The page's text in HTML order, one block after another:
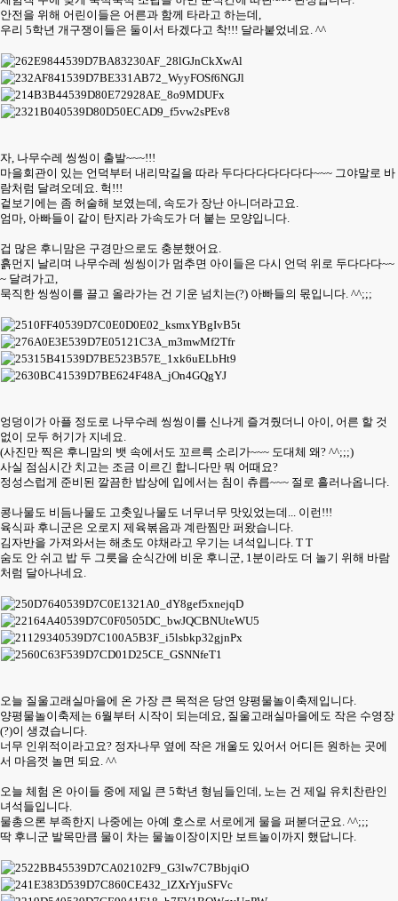
안전을 위해 어린이들은 어른과 함께 타라고 하는데,
우리 5학년 개구쟁이들은 둘이서 타겠다고 착!!! 달라붙었네요. ^^
자, 나무수레 씽씽이 출발~~~!!!
마을회관이 있는 언덕부터 내리막길을 따라 두다다다다다다다~~~ 그야말로 바
람처럼 달려오데요. 헉!!!
겉보기에는 좀 허술해 보였는데, 속도가 장난 아니더라고요.
엄마, 아빠들이 같이 탄지라 가속도가 더 붙는 모양입니다.
겁 많은 후니맘은 구경만으로도 충분했어요.
흙먼지 날리며 나무수레 씽씽이가 멈추면 아이들은 다시 언덕 위로 두다다다~~
~ 달려가고,
묵직한 씽씽이를 끌고 올라가는 건 기운 넘치는(?) 아빠들의 몫입니다. ^^;;;
엉덩이가 아플 정도로 나무수레 씽씽이를 신나게 즐겨줬더니 아이, 어른 할 것
없이 모두 허기가 지네요.
(사진만 찍은 후니맘의 뱃 속에서도 꼬르륵 소리가~~~ 도대체 왜? ^^;;;)
사실 점심시간 치고는 조금 이르긴 합니다만 뭐 어때요?
정성스럽게 준비된 깔끔한 밥상에 입에서는 침이 츄릅~~~ 절로 흘러나옵니다.
콩나물도 비듬나물도 고춧잎나물도 너무너무 맛있었는데... 이런!!!
육식파 후니군은 오로지 제육볶음과 계란찜만 퍼왔습니다.
김자반을 가져와서는 해초도 야채라고 우기는 녀석입니다. T T
숨도 안 쉬고 밥 두 그릇을 순식간에 비운 후니군, 1분이라도 더 놀기 위해 바람
처럼 달아나네요.
오늘 질울고래실마을에 온 가장 큰 목적은 당연 양평물놀이축제입니다.
양평물놀이축제는 6월부터 시작이 되는데요, 질울고래실마을에도 작은 수영장
(?)이 생겼습니다.
너무 인위적이라고요? 정자나무 옆에 작은 개울도 있어서 어디든 원하는 곳에
서 마음껏 놀면 되요. ^^
오늘 체험 온 아이들 중에 제일 큰 5학년 형님들인데, 노는 건 제일 유치찬란인
녀석들입니다.
물총으론 부족한지 나중에는 아예 호스로 서로에게 물을 퍼붇더군요. ^^;;;
딱 후니군 발목만큼 물이 차는 물놀이장이지만 보트놀이까지 했답니다.